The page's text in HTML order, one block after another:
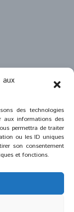
des technologies
aux informations des
permettra de traiter
ou les ID uniques
son consentement
et fonctions.